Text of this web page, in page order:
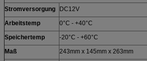
Stromversorgung
DC12V
Arbeitstemp
0°C - +40°C
Speichertemp
-20°C - +60°C
Maß
243mm x 145mm x 263mm